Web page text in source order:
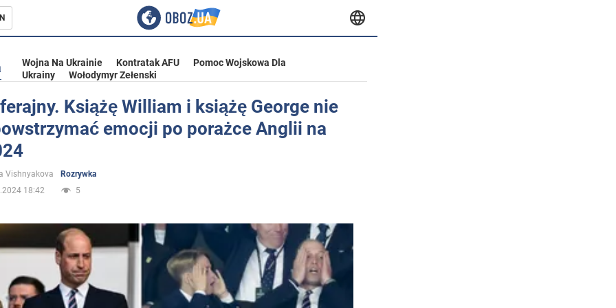
Wojna Na Ukrainie Kontratak AFU
Pomoc Wojskowa Dla
Ukrainy
Wołodymyr Zełenski
Książę William i książę George nie
emocji po porażce Anglii na
Vishnyakova
Rozrywka
18:42
5